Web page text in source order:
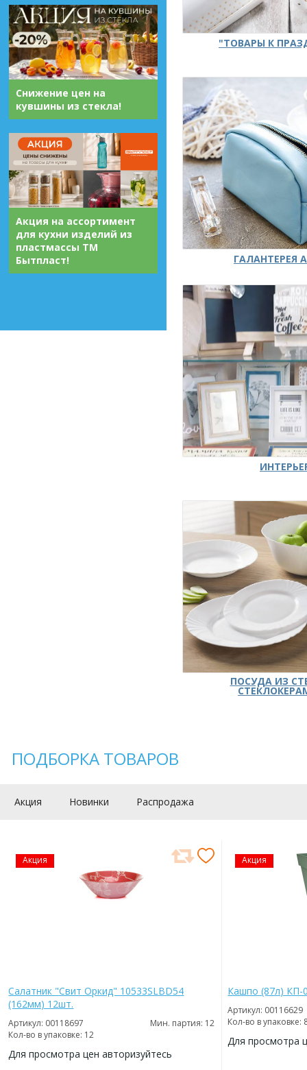
Снижение цен на
кувшины из стекла!
Акция на ассортимент
для кухни изделий из
пластмассы ТМ
Бытпласт!
"ТОВАРЫ К
ГАЛАНТЕРЕЯ
ПОСУДА ИЗ
ПОДБОРКА ТОВАРОВ
Акция Новинки Распродажа
Акция
Салатник "Свит Оркид" 10533SLBD54
(162мм) 12шт.
Артикул: 00118697
Мин. партия: 12
Кол-во в упаковке: 12
Для просмотра цен авторизуйтесь
Акция
Кашпо (87л) КП-
Артикул: 00116629
Кол-во в упаковке:
Для просмотра